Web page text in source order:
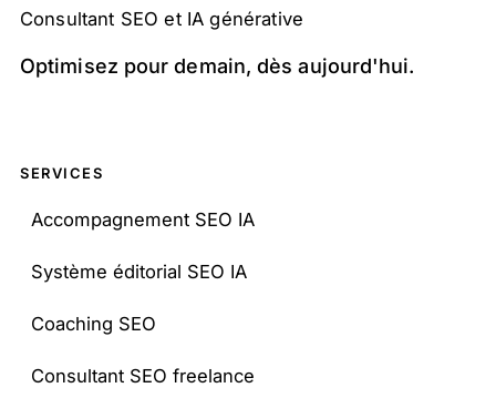
Consultant SEO et IA générative
Optimisez pour demain, dès aujourd'hui.
SERVICES
Accompagnement SEO IA
Système éditorial SEO IA
Coaching SEO
Consultant SEO freelance